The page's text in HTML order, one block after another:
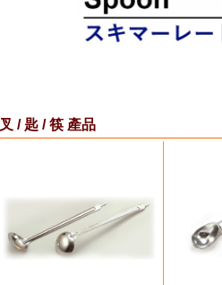
叉 / 匙 / 筷 產品